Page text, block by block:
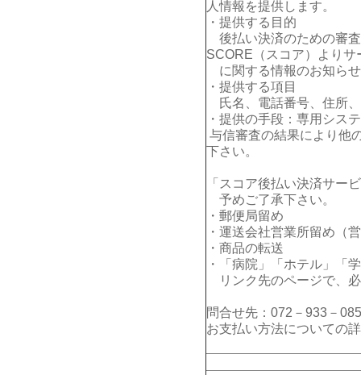
人情報を提供します。
・提供する目的
後払い決済のための審
SCORE（スコア）よりサ
に関する情報のお知ら
・提供する項目
氏名、電話番号、住所
・提供の手段：専用シス
与信審査の結果により他
下さい。
「スコア後払い決済サー
予めご了承下さい。
・郵便局留め
・運送会社営業所留め（
・商品の転送
・「病院」「ホテル」「
リンク先のページで、
問合せ先：072－933－
お支払い方法についての